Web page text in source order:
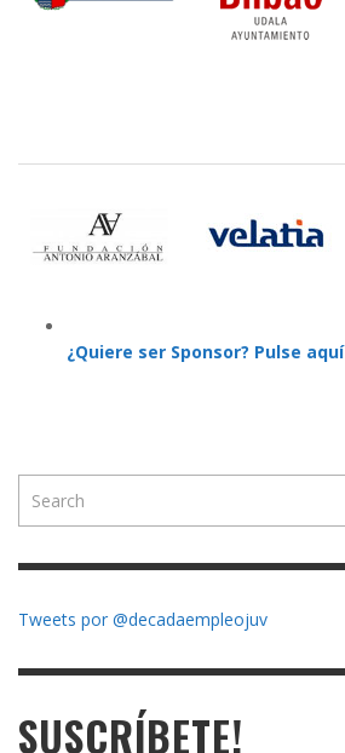
¿Quiere ser Sponsor? Pulse aquí
Tweets por @decadaempleojuv
SUSCRÍBETE!